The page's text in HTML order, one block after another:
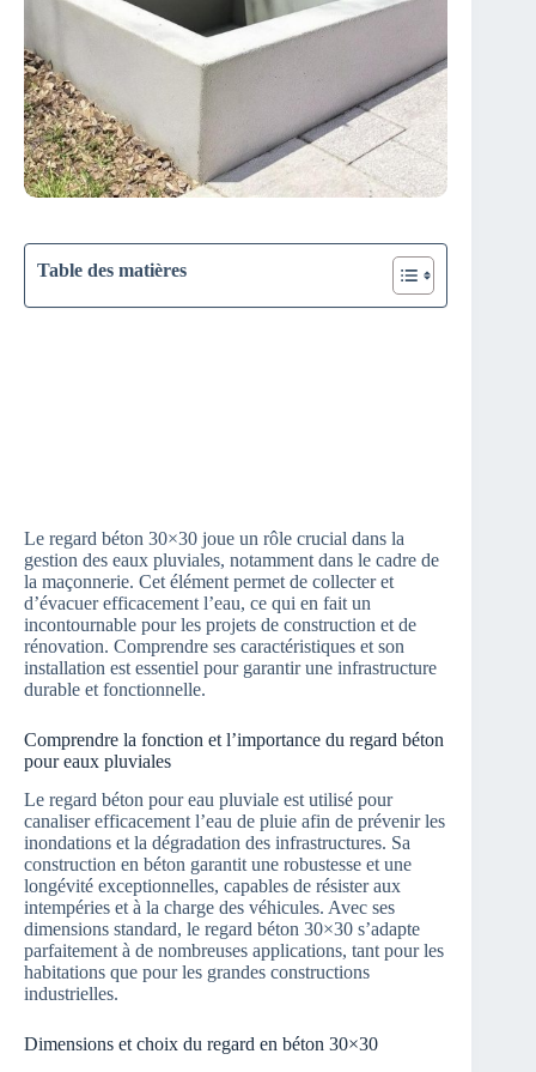
Table des matières
Le regard béton 30×30 joue un rôle crucial dans la
gestion des eaux pluviales, notamment dans le cadre de
la maçonnerie. Cet élément permet de collecter et
d’évacuer efficacement l’eau, ce qui en fait un
incontournable pour les projets de construction et de
rénovation. Comprendre ses caractéristiques et son
installation est essentiel pour garantir une infrastructure
durable et fonctionnelle.
Comprendre la fonction et l’importance du regard béton
pour eaux pluviales
Le regard béton pour eau pluviale est utilisé pour
canaliser efficacement l’eau de pluie afin de prévenir les
inondations et la dégradation des infrastructures. Sa
construction en béton garantit une robustesse et une
longévité exceptionnelles, capables de résister aux
intempéries et à la charge des véhicules. Avec ses
dimensions standard, le regard béton 30×30 s’adapte
parfaitement à de nombreuses applications, tant pour les
habitations que pour les grandes constructions
industrielles.
Dimensions et choix du regard en béton 30×30